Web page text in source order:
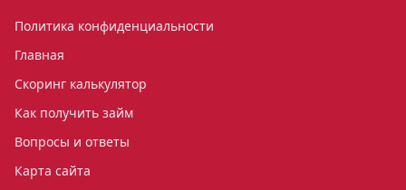
Политика конфиденциальности
Главная
Скоринг калькулятор
Как получить займ
Вопросы и ответы
Карта сайта